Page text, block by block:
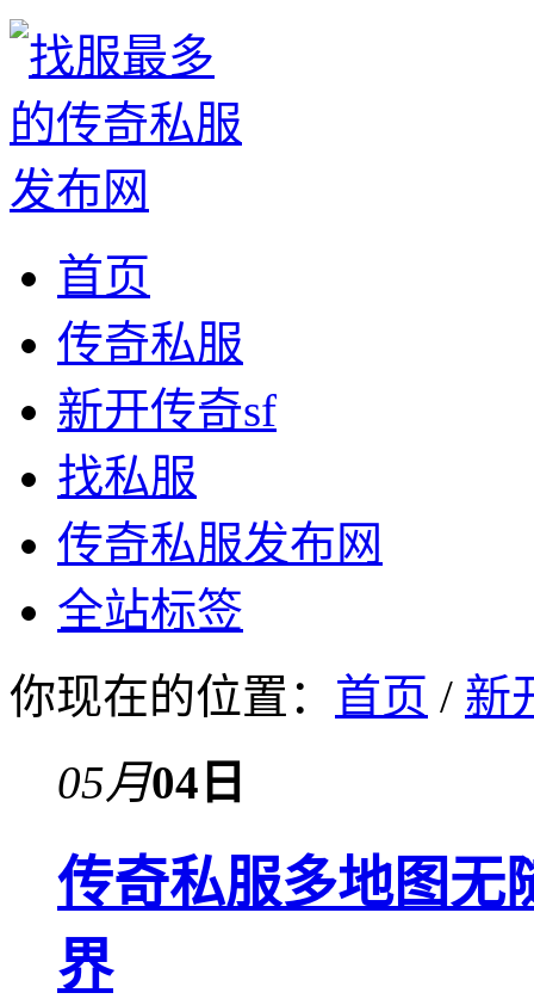
首页
传奇私服
新开传奇sf
找私服
传奇私服发布网
全站标签
你现在的位置： 首页 / 新
05月04日
传奇私服多地图无
界